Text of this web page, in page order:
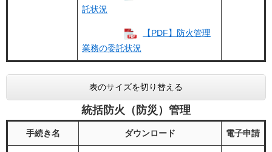
託状況
【PDF】防火管理
業務の委託状況
表のサイズを切り替える
統括防火（防災）管理
手続き名 ダウンロード 電子申請